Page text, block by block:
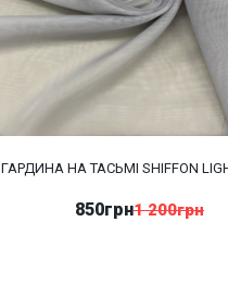
ГАРДИНА НА ТАСЬМІ SHIFFON
850грн1 200грн